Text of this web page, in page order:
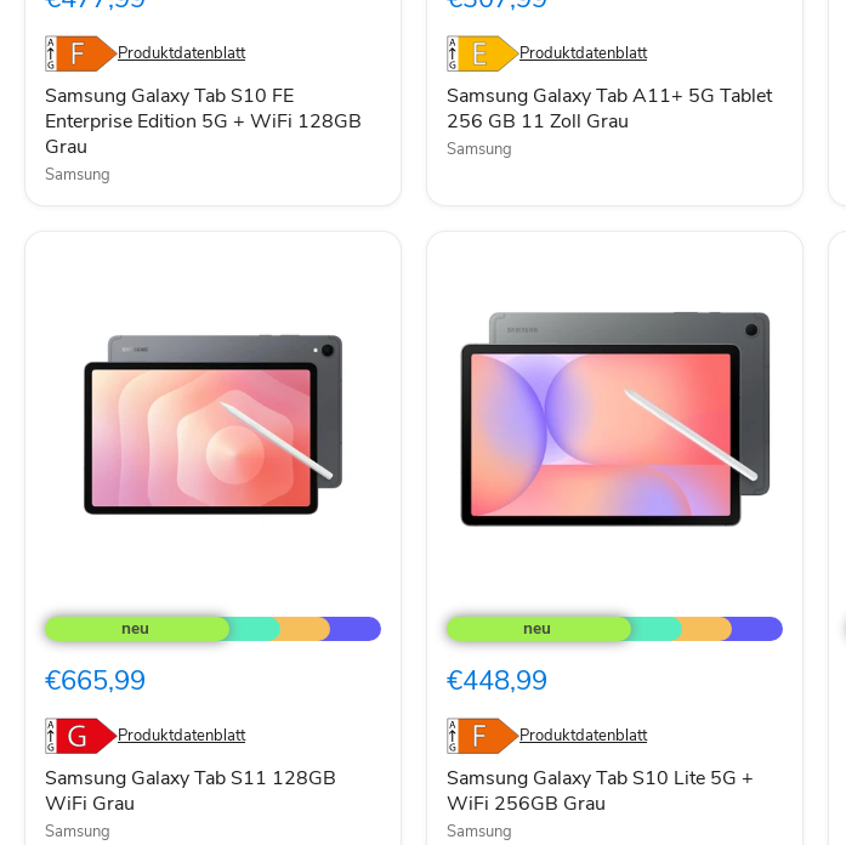
Edition
5G
+
WiFi
128GB
Grau
Produktdatenblatt
Samsung Galaxy Tab S10 FE
Enterprise Edition 5G + WiFi 128GB
Grau
Samsung
256
GB
11
Zoll
Grau
Produktdatenblatt
Samsung Galaxy Tab A11+ 5G Tablet
256 GB 11 Zoll Grau
Samsung
Galaxy
Tab
128GB
Grau
€665,99
Produktdatenblatt
Samsung Galaxy Tab S11 128GB
WiFi Grau
Samsung
Galaxy
Tab
Lite
+
WiFi
256GB
Grau
€448,99
Produktdatenblatt
Samsung Galaxy Tab S10 Lite 5G +
WiFi 256GB Grau
Samsung